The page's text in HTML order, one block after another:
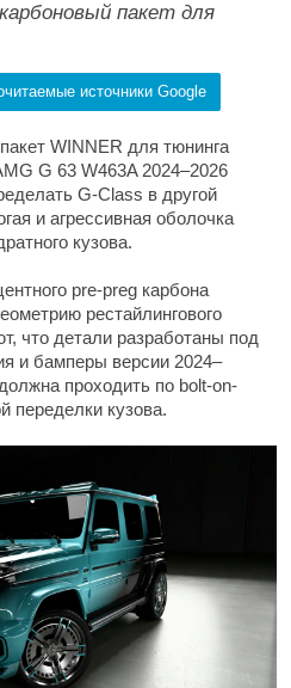
пакет для
источники Google
WINNER для тюнинга
G 63 W463A 2024–2026
G-Class в другой
и агрессивная оболочка
кузова.
pre-preg карбона
рестайлингового
что детали разработаны под
и бамперы версии 2024–
проходить по bolt-on-
переделки кузова.